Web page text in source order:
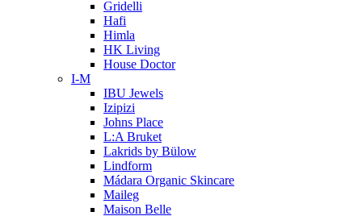
Gridelli
Hafi
Himla
HK Living
House Doctor
I-M
IBU Jewels
Izipizi
Johns Place
L:A Bruket
Lakrids by Bülow
Lindform
Mádara Organic Skincare
Maileg
Maison Belle